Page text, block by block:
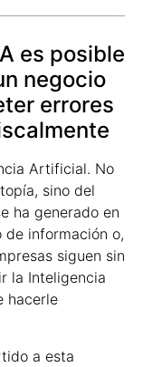
es posible
negocio
errores
Artificial. No
sino del
ha generado en
de información o,
siguen sin
la Inteligencia
hacerle
a esta